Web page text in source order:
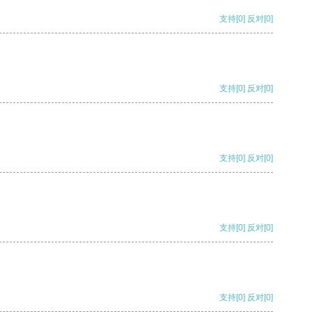
支持[0] 反对[0]
支持[0] 反对[0]
支持[0] 反对[0]
支持[0] 反对[0]
支持[0] 反对[0]